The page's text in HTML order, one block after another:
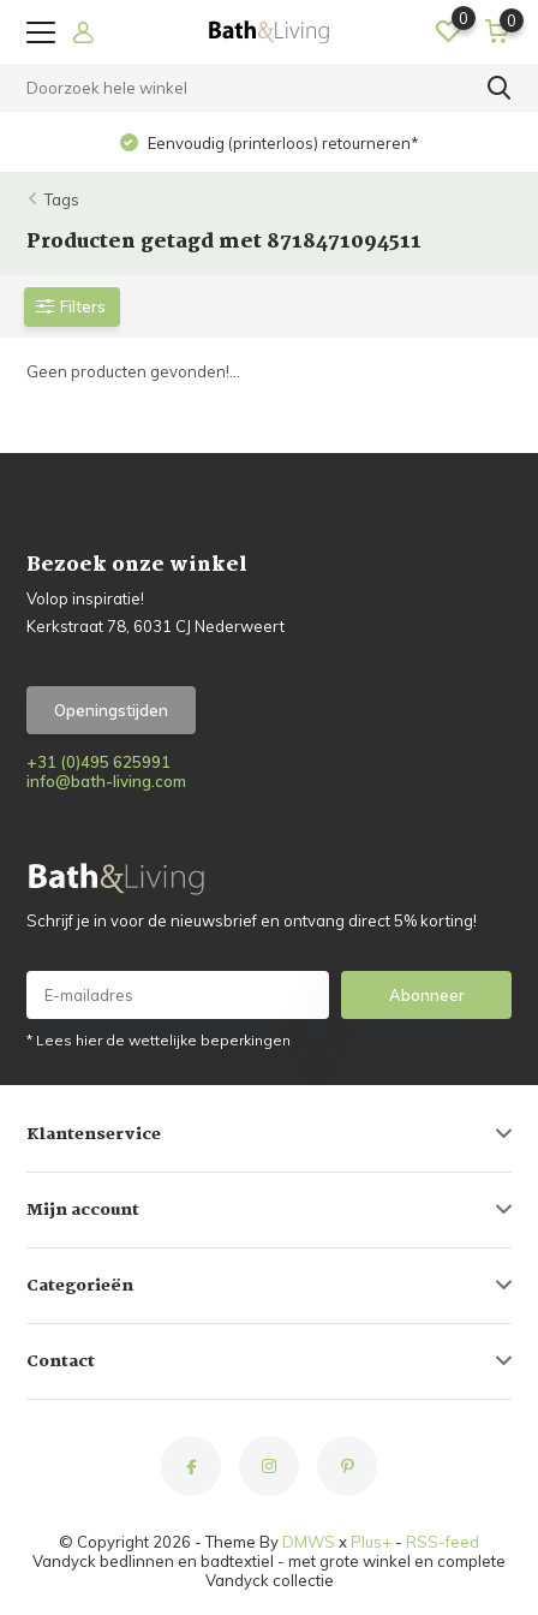
0 0
Eenvoudig (printerloos) retourneren*
Tags
Producten getagd met 8718471094511
Filters
Geen producten gevonden!...
Bezoek onze winkel
Volop inspiratie!
Kerkstraat 78, 6031 CJ Nederweert
Openingstijden
+31 (0)495 625991
info@bath-living.com
Schrijf je in voor de nieuwsbrief en ontvang direct 5% korting!
Abonneer
* Lees hier de wettelijke beperkingen
Klantenservice
Mijn account
Categorieën
Contact
© Copyright 2026 - Theme By DMWS x Plus+ - RSS-feed
Vandyck bedlinnen en badtextiel - met grote winkel en complete
Vandyck collectie